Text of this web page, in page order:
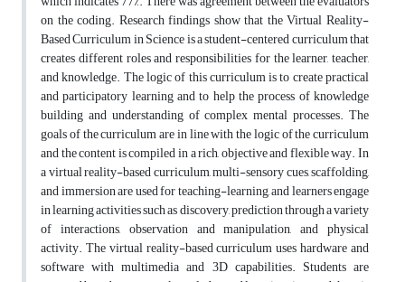
on the coding. Research findings show that the Virtual Reality-
Based Curriculum in Science is a student-centered curriculum that
creates different roles and responsibilities for the learner, teacher,
and knowledge. The logic of this curriculum is to create practical
and participatory learning and to help the process of knowledge
building and understanding of complex mental processes. The
goals of the curriculum are in line with the logic of the curriculum
and the content is compiled in a rich, objective and flexible way. In
a virtual reality-based curriculum, multi-sensory cues, scaffolding,
and immersion are used for teaching-learning, and learners engage
in learning activities such as discovery, prediction through a variety
of interactions, observation and manipulation, and physical
activity. The virtual reality-based curriculum uses hardware and
software with multimedia and 3D capabilities. Students are